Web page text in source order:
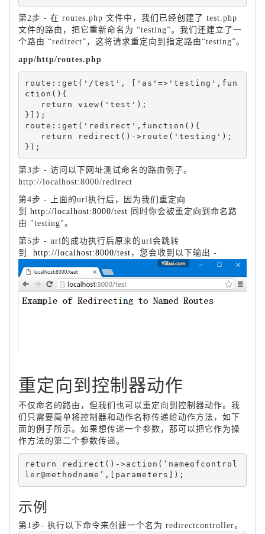
第2步 - 在 routes.php 文件中，我们已经创建了 test.php
文件的路由，把它重新命名为 “testing”。我们还建立了一
个路由 “redirect”，这将请求重定向到指定路由“testing”。
app/http/routes.php
route::get('/test', ['as'=>'testing',fun
ction(){
}]);
route::get('redirect',function(){
第3步 - 访问以下网址测试命名的路由例子。
http://localhost:8000/redirect
第4步 - 上面的url执行后，因为我们重定向
到 http://localhost:8000/test 同时你会被重定向到命名路
由 "testing"。
第5步 - url的成功执行后原来的url会跳转
到 http://localhost:8000/test ，您会收到以下输出 -
重定向到控制器动作
不仅命名的路由，但我们也可以重定向到控制器动作。我
们只需要简单将控制器和动作名称传递给动作方法，如下
面的例子所示。如果想传递一个参数，那可以把它作为操
作方法的第二个参数传递。
return redirect()->action(‘nameofcontrol
示例
第1步- 执行以下命令来创建一个名为 redirectcontroller。